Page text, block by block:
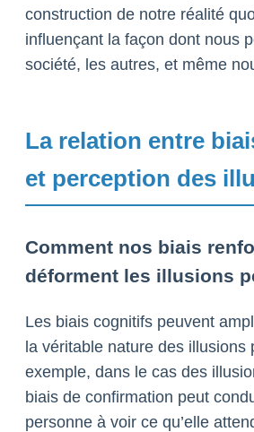
construction de notre réalité
influençant la façon dont nous
société, les autres, et même
La relation entre
et perception des
Comment nos biais
déforment les illusions
Les biais cognitifs peuvent
la véritable nature des illusions
exemple, dans le cas des
biais de confirmation peut
personne à voir ce qu’elle